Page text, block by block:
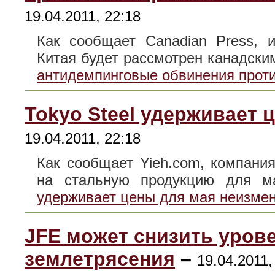
19.04.2011, 22:18
Как сообщает Canadian Press,
Китая будет рассмотрен
антидемпинговые обвинения
Tokyo Steel удерживает
19.04.2011, 22:18
Как сообщает Yieh.com,
на стальную продукцию для
удерживает цены для мая
JFE может снизить
землетрясения –